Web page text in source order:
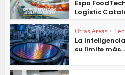
Expo
Logístic
Otras Areas •
La
su límite más...